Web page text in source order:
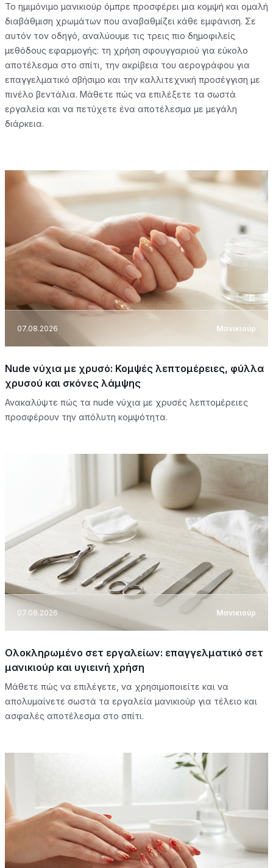
Το ημιμόνιμο μανικιούρ όμπρε προσφέρει μια κομψή και ομαλή
διαβάθμιση χρωμάτων που αναβαθμίζει κάθε εμφάνιση. Σε
αυτόν τον οδηγό, αναλύουμε τις τρεις πιο δημοφιλείς
μεθόδους εφαρμογής: τη χρήση σφουγγαριού για εύκολο
αποτέλεσμα στο σπίτι, την ακρίβεια του αερογράφου για
επαγγελματικό σβήσιμο και την καλλιτεχνική προσέγγιση με
πινέλο βεντάλια. Μάθετε πώς να επιλέξετε τα σωστά
εργαλεία και να πετύχετε ένα αποτέλεσμα με μεγάλη
διάρκεια.
07.08.2026 Μανικιούρ
Nude νύχια με χρυσό: Κομψές λεπτομέρειες, φύλλα
χρυσού και σκόνες λάμψης
Ανακαλύψτε πώς τα nude νύχια με χρυσές λεπτομέρειες
προσφέρουν την απόλυτη κομψότητα.
07.08.2026 Μανικιούρ
Ολοκληρωμένο σετ εργαλείων: επαγγελματικό σετ
μανικιούρ και υγιεινή χρήση
Μάθετε πώς να επιλέγετε, να χρησιμοποιείτε και να
απολυμαίνετε σωστά τα εργαλεία μανικιούρ για τέλειο και
ασφαλές αποτέλεσμα στο σπίτι.